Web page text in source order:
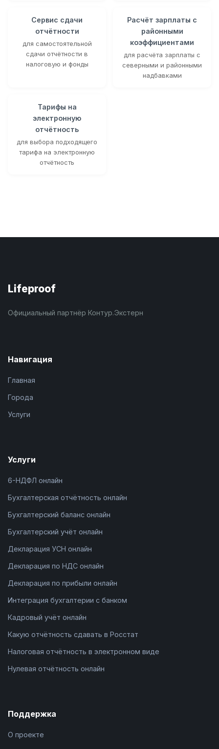
Сервис сдачи
отчётности
для самостоятельной
сдачи отчётности в
налоговую и фонды
Расчёт зарплаты с
районными
коэффициентами
для расчёта зарплаты с
северными и районными
надбавками
Тарифы на
электронную
отчётность
для выбора подходящего
тарифа на электронную
отчётность
Lifeproof
Официальный партнёр Контур.Экстерн
Навигация
Главная
Города
Услуги
Услуги
6-НДФЛ онлайн
Бухгалтерская отчётность онлайн
Бухгалтерский баланс онлайн
Бухгалтерский учёт онлайн
Декларация УСН онлайн
Декларация по НДС онлайн
Декларация по прибыли онлайн
Интеграция бухгалтерии с банком
Кадровый учёт онлайн
Какую отчётность сдавать в Росстат
Налоговая отчётность в электронном виде
Нулевая отчётность онлайн
Поддержка
О проекте